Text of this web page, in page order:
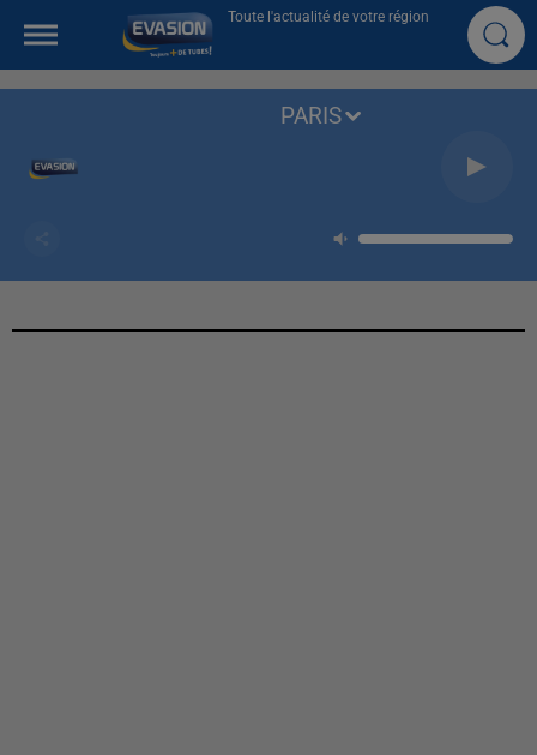
Toute l'actualité de votre région
PARIS